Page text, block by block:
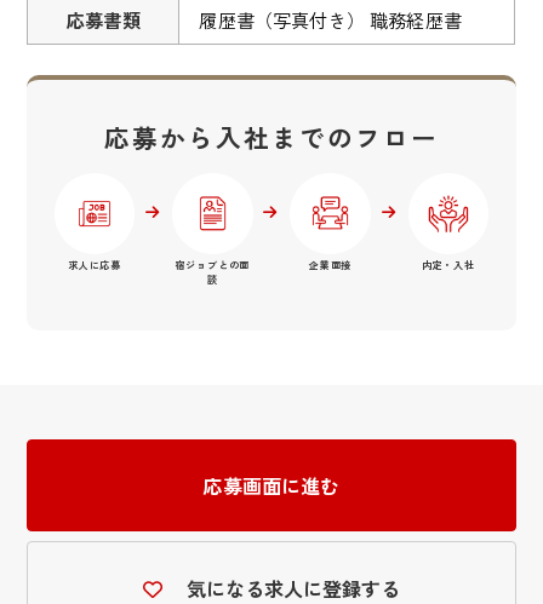
応募書類
履歴書（写真付き） 職務経歴書
応募から入社までのフロー
求人に応募
宿ジョブとの面
談
企業面接 内定・入社
応募画面に進む
気になる求人に登録する